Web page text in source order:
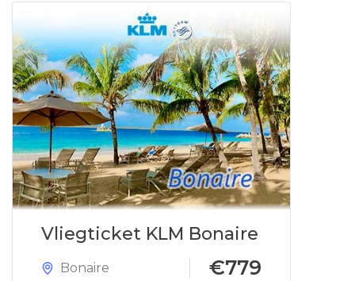
Vliegticket KLM Bonaire
Bonaire €779